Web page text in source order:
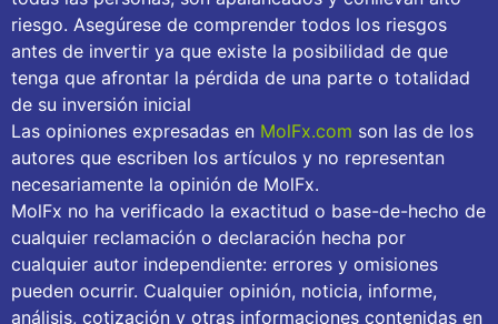
riesgo. Asegúrese de comprender todos los riesgos
antes de invertir ya que existe la posibilidad de que
tenga que afrontar la pérdida de una parte o totalidad
de su inversión inicial
Las opiniones expresadas en MolFx.com son las de los
autores que escriben los artículos y no representan
necesariamente la opinión de MolFx.
MolFx no ha verificado la exactitud o base-de-hecho de
cualquier reclamación o declaración hecha por
cualquier autor independiente: errores y omisiones
pueden ocurrir. Cualquier opinión, noticia, informe,
análisis, cotización y otras informaciones contenidas en